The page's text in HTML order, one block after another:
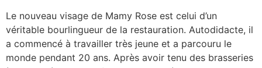
Le nouveau visage de Mamy Rose est celui d’un
véritable bourlingueur de la restauration. Autodidacte, il
a commencé à travailler très jeune et a parcouru le
monde pendant 20 ans. Après avoir tenu des brasseries